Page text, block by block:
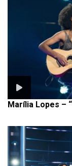
Marília Lopes –